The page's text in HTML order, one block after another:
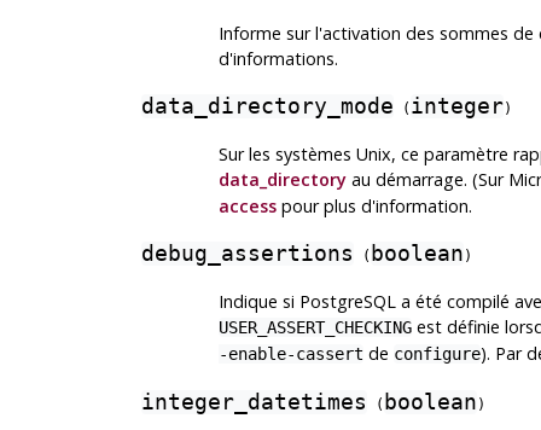
Informe sur l'activation des sommes
d'informations.
data_directory_mode ( integer)
Sur les systèmes Unix, ce paramètre
data_directoryau démarrage. (Sur
accesspour plus d'information.
debug_assertions ( boolean )
Indique si PostgreSQLa été compilé
USER_ASSERT_CHECKINGest définie
-enable-cassert de configure). Par
integer_datetimes ( boolean )